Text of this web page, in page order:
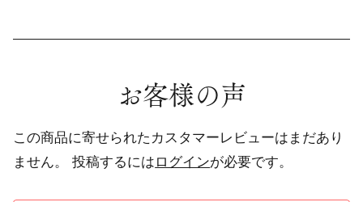
お客様の声
この商品に寄せられたカスタマーレビューはまだあり
ません。
投稿するには ログインが必要です。